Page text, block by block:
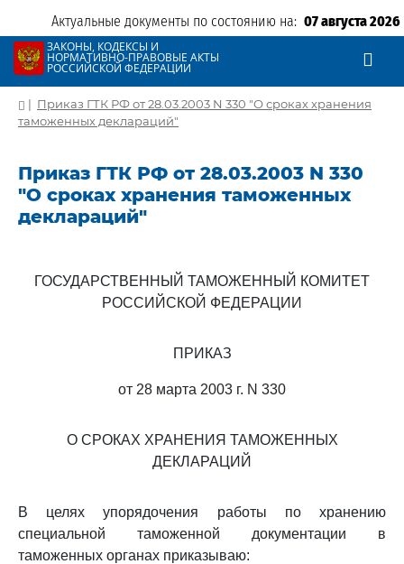
Актуальные документы по состоянию на: 07 августа 2026
ЗАКОНЫ, КОДЕКСЫ И
НОРМАТИВНО-ПРАВОВЫЕ АКТЫ
РОССИЙСКОЙ ФЕДЕРАЦИИ
| Приказ ГТК РФ от 28.03.2003 N 330 "О сроках хранения
таможенных деклараций"
Приказ ГТК РФ от 28.03.2003 N 330
"О сроках хранения таможенных
деклараций"
ГОСУДАРСТВЕННЫЙ ТАМОЖЕННЫЙ КОМИТЕТ
РОССИЙСКОЙ ФЕДЕРАЦИИ
ПРИКАЗ
от 28 марта 2003 г. N 330
О СРОКАХ ХРАНЕНИЯ ТАМОЖЕННЫХ
ДЕКЛАРАЦИЙ
В целях упорядочения работы по хранению
специальной таможенной документации в
таможенных органах приказываю: